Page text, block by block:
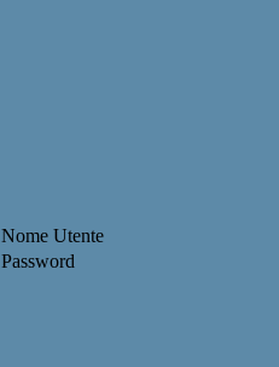
Nome Utente
Password